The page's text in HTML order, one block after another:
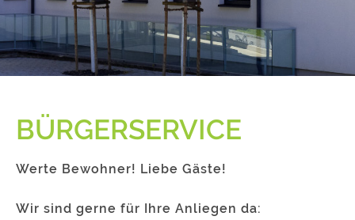
BÜRGERSERVICE
Werte Bewohner! Liebe Gäste!
Wir sind gerne für Ihre Anliegen da: